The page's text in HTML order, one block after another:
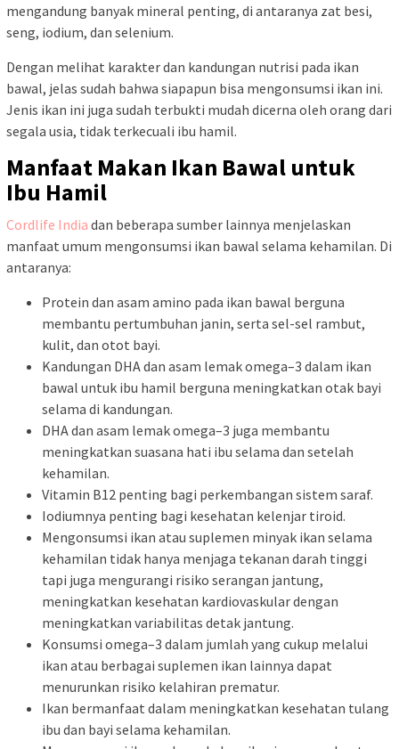
mengandung banyak mineral penting, di antaranya zat besi,
seng, iodium, dan selenium.
Dengan melihat karakter dan kandungan nutrisi pada ikan
bawal, jelas sudah bahwa siapapun bisa mengonsumsi ikan ini.
Jenis ikan ini juga sudah terbukti mudah dicerna oleh orang dari
segala usia, tidak terkecuali ibu hamil.
Manfaat Makan Ikan Bawal untuk
Ibu Hamil
Cordlife India dan beberapa sumber lainnya menjelaskan
manfaat umum mengonsumsi ikan bawal selama kehamilan. Di
antaranya:
Protein dan asam amino pada ikan bawal berguna
membantu pertumbuhan janin, serta sel-sel rambut,
kulit, dan otot bayi.
Kandungan DHA dan asam lemak omega–3 dalam ikan
bawal untuk ibu hamil berguna meningkatkan otak bayi
selama di kandungan.
DHA dan asam lemak omega–3 juga membantu
meningkatkan suasana hati ibu selama dan setelah
kehamilan.
Vitamin B12 penting bagi perkembangan sistem saraf.
Iodiumnya penting bagi kesehatan kelenjar tiroid.
Mengonsumsi ikan atau suplemen minyak ikan selama
kehamilan tidak hanya menjaga tekanan darah tinggi
tapi juga mengurangi risiko serangan jantung,
meningkatkan kesehatan kardiovaskular dengan
meningkatkan variabilitas detak jantung.
Konsumsi omega–3 dalam jumlah yang cukup melalui
ikan atau berbagai suplemen ikan lainnya dapat
menurunkan risiko kelahiran prematur.
Ikan bermanfaat dalam meningkatkan kesehatan tulang
ibu dan bayi selama kehamilan.